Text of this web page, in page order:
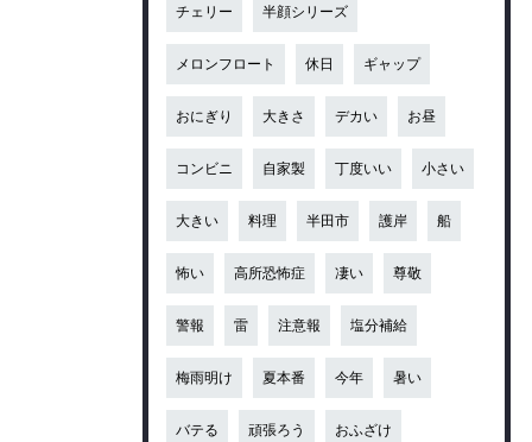
チェリー 半顔シリーズ
メロンフロート 休日 ギャップ
おにぎり 大きさ デカい お昼
コンビニ 自家製 丁度いい 小さい
大きい 料理 半田市 護岸 船
怖い 高所恐怖症 凄い 尊敬
警報 雷 注意報 塩分補給
梅雨明け 夏本番 今年 暑い
バテる 頑張ろう おふざけ